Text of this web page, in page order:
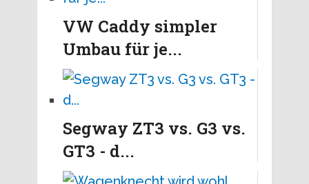
VW Caddy simpler
Umbau für je...
Segway ZT3 vs. G3 vs.
GT3 - d...